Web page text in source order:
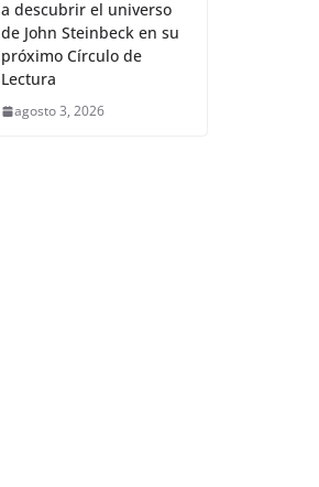
a descubrir el universo
de John Steinbeck en su
próximo Círculo de
Lectura
agosto 3, 2026